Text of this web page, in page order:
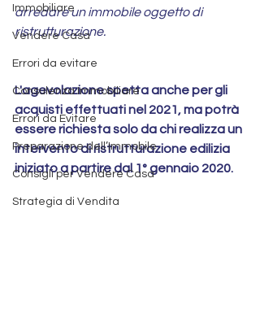
Immobiliare
Vendere Casa
Errori da evitare
Consulenza Immobiliare
Errori da Evitare
Preparazione dell’Immobile
Consigli per Vendere Casa
Strategia di Vendita
arredare un immobile oggetto di
ristrutturazione.
L'agevolazione spetta anche per gli
acquisti effettuati nel 2021, ma potrà
essere richiesta solo da chi realizza un
intervento di ristrutturazione edilizia
iniziato a partire dal 1° gennaio 2020.